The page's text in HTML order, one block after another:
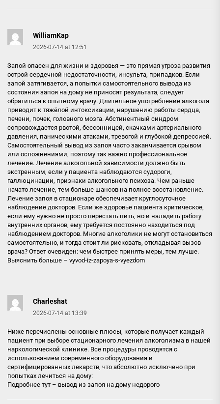
WilliamKap
2026-07-14 at 12:51
Запой опасен для жизни и здоровья — это прямая угроза развития
острой сердечной недостаточности, инсульта, припадков. Если
запой затягивается, а попытки самостоятельного вывода из
состояния запоя на дому не приносят результата, следует
обратиться к опытному врачу. Длительное употребление алкоголя
приводит к тяжёлой интоксикации, нарушению работы сердца,
печени, почек, головного мозга. Абстинентный синдром
сопровождается рвотой, бессонницей, скачками артериального
давления, паническими атаками, тревогой и глубокой депрессией.
Самостоятельный вывод из запоя часто заканчивается срывом
или осложнениями, поэтому так важно профессиональное
лечение. Лечение алкогольной зависимости должно быть
экстренным, если у пациента наблюдаются судороги,
галлюцинации, признаки алкогольного психоза. Чем раньше
начато лечение, тем больше шансов на полное восстановление.
Лечение запоя в стационаре обеспечивает круглосуточное
наблюдение докторов. Если же здоровье пациента критическое,
если ему нужно не просто перестать пить, но и наладить работу
внутренних органов, ему требуется постоянно находиться под
наблюдением докторов. Многие алкоголики не могут остановиться
самостоятельно, и тогда стоит ли рисковать, откладывая вызов
врача? Ответ очевиден: чем быстрее принять меры, тем лучше.
Выяснить больше – vyvod-iz-zapoya-s-vyezdom
Charleshat
2026-07-14 at 13:39
Ниже перечислены основные плюсы, которые получает каждый
пациент при выборе стационарного лечения алкоголизма в нашей
наркологической клинике. Все процедуры проводятся с
использованием современного оборудования и
сертифицированных лекарств, что абсолютно исключено при
попытках лечиться на дому:
Подробнее тут – вывод из запоя на дому недорого